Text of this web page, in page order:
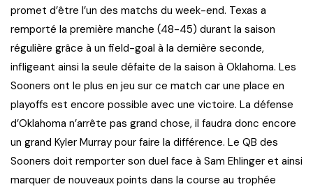
promet d’être l’un des matchs du week-end. Texas a
remporté la première manche (48-45) durant la saison
régulière grâce à un field-goal à la dernière seconde,
infligeant ainsi la seule défaite de la saison à Oklahoma. Les
Sooners ont le plus en jeu sur ce match car une place en
playoffs est encore possible avec une victoire. La défense
d’Oklahoma n’arrête pas grand chose, il faudra donc encore
un grand Kyler Murray pour faire la différence. Le QB des
Sooners doit remporter son duel face à Sam Ehlinger et ainsi
marquer de nouveaux points dans la course au trophée